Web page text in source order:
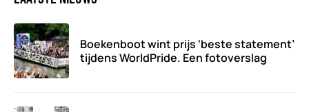
Boekenboot wint prijs ‘beste statement’
tijdens WorldPride. Een fotoverslag